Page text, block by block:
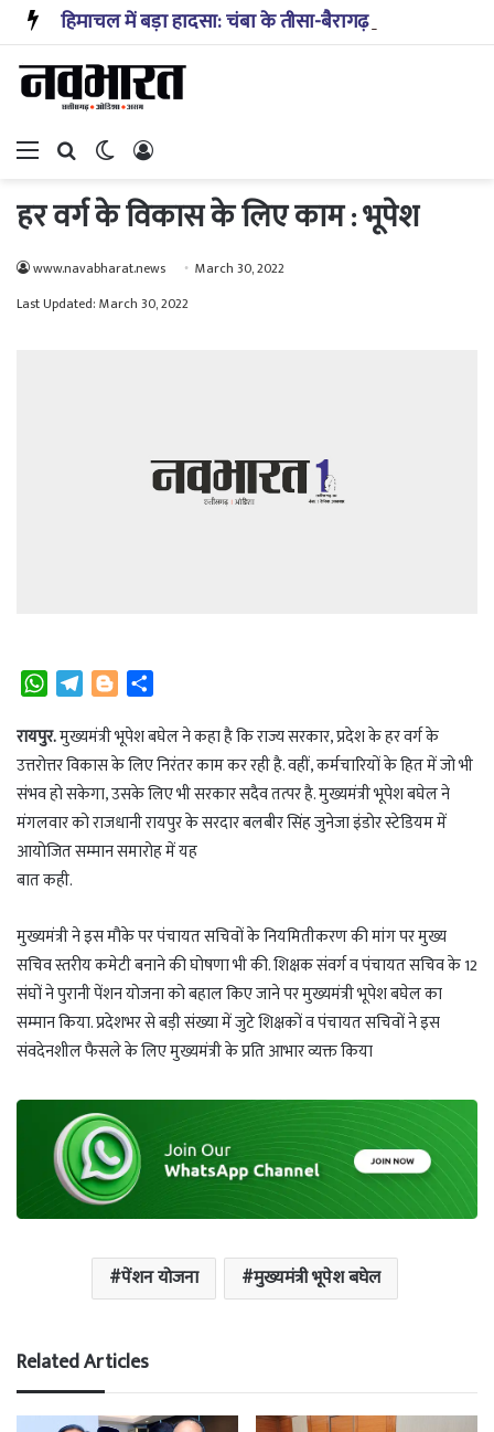
Menu Search forSwitch skin
हर वर्ग के विकास के लिए काम : भूपेश
www.navabharat.news
March 30, 2022
Last Updated: March 30, 2022
W
a
t
s
A
p
p
T
l
e
g
r
a
B
o
g
g
e
r
a
r
e
रायपुर.मुख्यमंत्री भूपेश बघेल ने कहा है कि राज्य सरकार, प्रदेश के हर वर्ग के
उत्तरोत्तर विकास के लिए निरंतर काम कर रही है. वहीं, कर्मचारियों के हित में जो भी
संभव हो सकेगा, उसके लिए भी सरकार सदैव तत्पर है. मुख्यमंत्री भूपेश बघेल ने
मंगलवार को राजधानी रायपुर के सरदार बलबीर सिंह जुनेजा इंडोर स्टेडियम में
आयोजित सम्मान समारोह में यह
बात कही.
मुख्यमंत्री ने इस मौके पर पंचायत सचिवों के नियमितीकरण की मांग पर मुख्य
सचिव स्तरीय कमेटी बनाने की घोषणा भी की. शिक्षक संवर्ग व पंचायत सचिव के 12
संघों ने पुरानी पेंशन योजना को बहाल किए जाने पर मुख्यमंत्री भूपेश बघेल का
सम्मान किया. प्रदेशभर से बड़ी संख्या में जुटे शिक्षकों व पंचायत सचिवों ने इस
संवदेनशील फैसले के लिए मुख्यमंत्री के प्रति आभार व्यक्त किया
पेंशन योजना मुख्यमंत्री भूपेश बघेल
Related Articles